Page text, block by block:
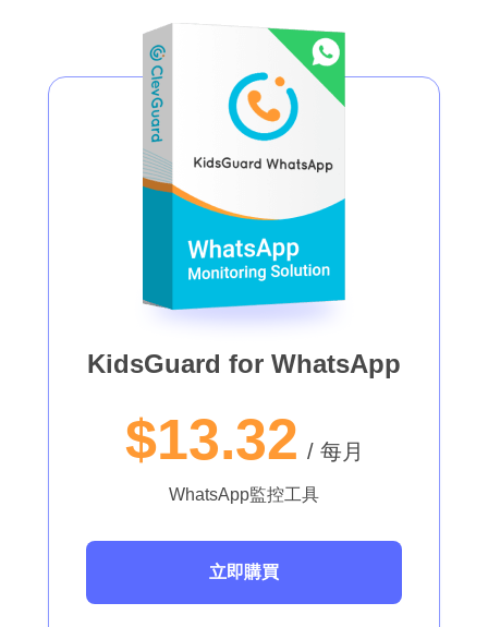
KidsGuard for WhatsApp
$13.32 / 每月
WhatsApp監控工具
立即購買